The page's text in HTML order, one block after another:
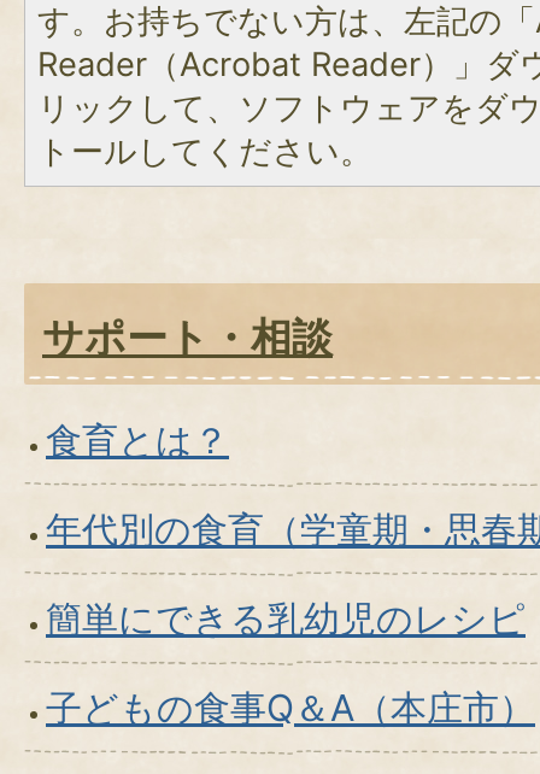
す。お持ちでない方は、左記の
Reader（Acrobat Reader）」ダ
リックして、ソフトウェアをダ
トールしてください。
サポート・相談
食育とは？
年代別の食育（学童期・思春
簡単にできる乳幼児のレシピ
子どもの食事Q＆A（本庄市）